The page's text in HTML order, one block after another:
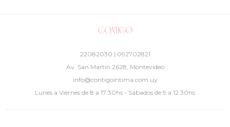
22082030 | 092702821
Av. San Martín 2628, Montevideo
info@contigointima.com.uy
Lunes a Viernes de 8 a 17:30hs - Sábados de 9 a 12:30hs